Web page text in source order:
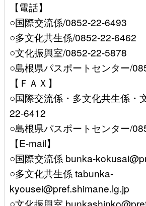
【電話】
○国際交流係/0852-22-6493
○多文化共生係/0852-22-6462
○文化振興室/0852-22-5878
○島根県パスポートセンター/
【ＦＡＸ】
○国際交流係・多文化共生係・
22-6412
○島根県パスポートセンター/
【E-mail】
○国際交流係 bunka-
○多文化共生係 tabunka-
kyousei@pref.shimane.lg.jp